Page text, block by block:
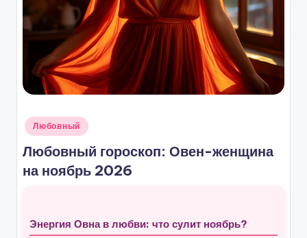
Опубликовано
Любовный
Любовный гороскоп: Овен-женщина
на ноябрь 2026
Энергия Овна в любви: что сулит ноябрь?